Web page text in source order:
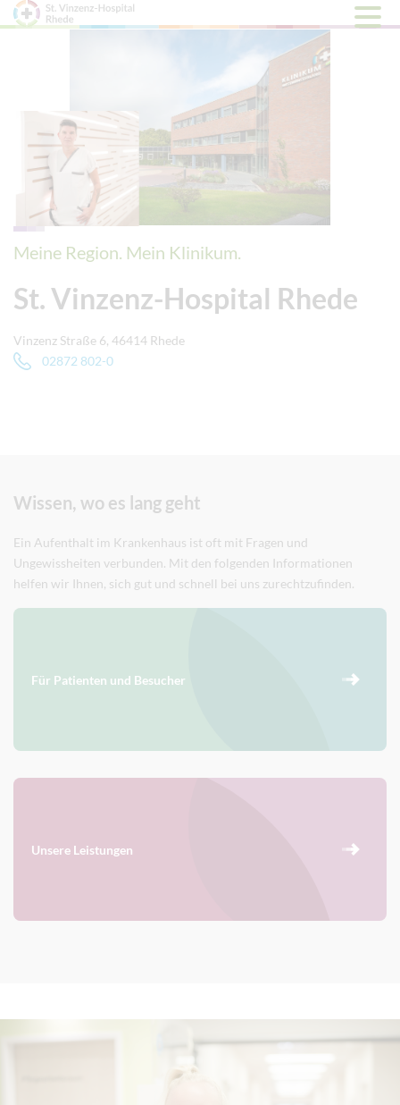
Meine Region. Mein Klinikum.
St. Vinzenz-Hospital Rhede
Vinzenz Straße 6, 46414 Rhede
02872 802-0
Wissen, wo es lang geht
Ein Aufenthalt im Krankenhaus ist oft mit Fragen und
Ungewissheiten verbunden. Mit den folgenden Informationen
helfen wir Ihnen, sich gut und schnell bei uns zurechtzufinden.
Für Patienten und Besucher
Unsere Leistungen